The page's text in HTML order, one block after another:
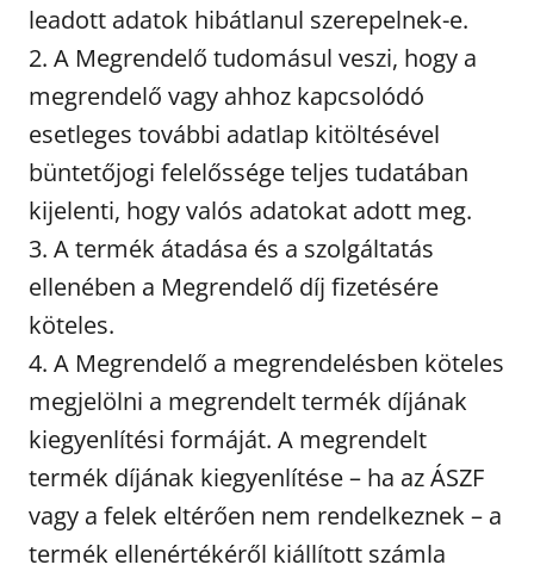
leadott adatok hibátlanul szerepelnek-e.
2. A Megrendelő tudomásul veszi, hogy a
megrendelő vagy ahhoz kapcsolódó
esetleges további adatlap kitöltésével
büntetőjogi felelőssége teljes tudatában
kijelenti, hogy valós adatokat adott meg.
3. A termék átadása és a szolgáltatás
ellenében a Megrendelő díj fizetésére
köteles.
4. A Megrendelő a megrendelésben köteles
megjelölni a megrendelt termék díjának
kiegyenlítési formáját. A megrendelt
termék díjának kiegyenlítése – ha az ÁSZF
vagy a felek eltérően nem rendelkeznek – a
termék ellenértékéről kiállított számla